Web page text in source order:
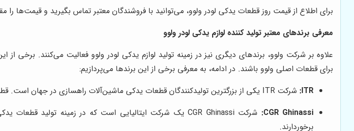
برای اطلاع از قیمت روز قطعات یدکی لودر ولوو، می‌توانید با فروشندگان معتبر تماس بگیرید و قیمت‌ها را
معرفی برندهای معتبر تولید کننده لوازم یدکی لودر ولوو
علاوه بر شرکت ولوو، برندهای دیگری نیز در زمینه تولید لوازم یدکی لودر ولوو فعالیت می‌کنند. برخی
برای قطعات اصلی ولوو باشند. در ادامه، به معرفی برخی از این برندها می‌پردازیم:
ITR: شرکت ITR یکی از بزرگترین تولیدکنندگان قطعات یدکی ماشین‌آلات راهسازی در جهان است. قطعات ITR از کیفیت بالایی برخوردارند و با استانداردهای بین‌المللی مطابقت دارند.
CGR Ghinassi:
برخوردارند.